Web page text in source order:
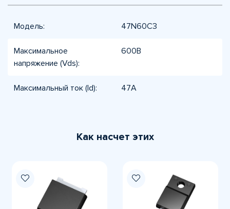
Модель: 47N60C3
Максимальное
напряжение (Vds):
600В
Максимальный ток (Id): 47А
Как насчет этих